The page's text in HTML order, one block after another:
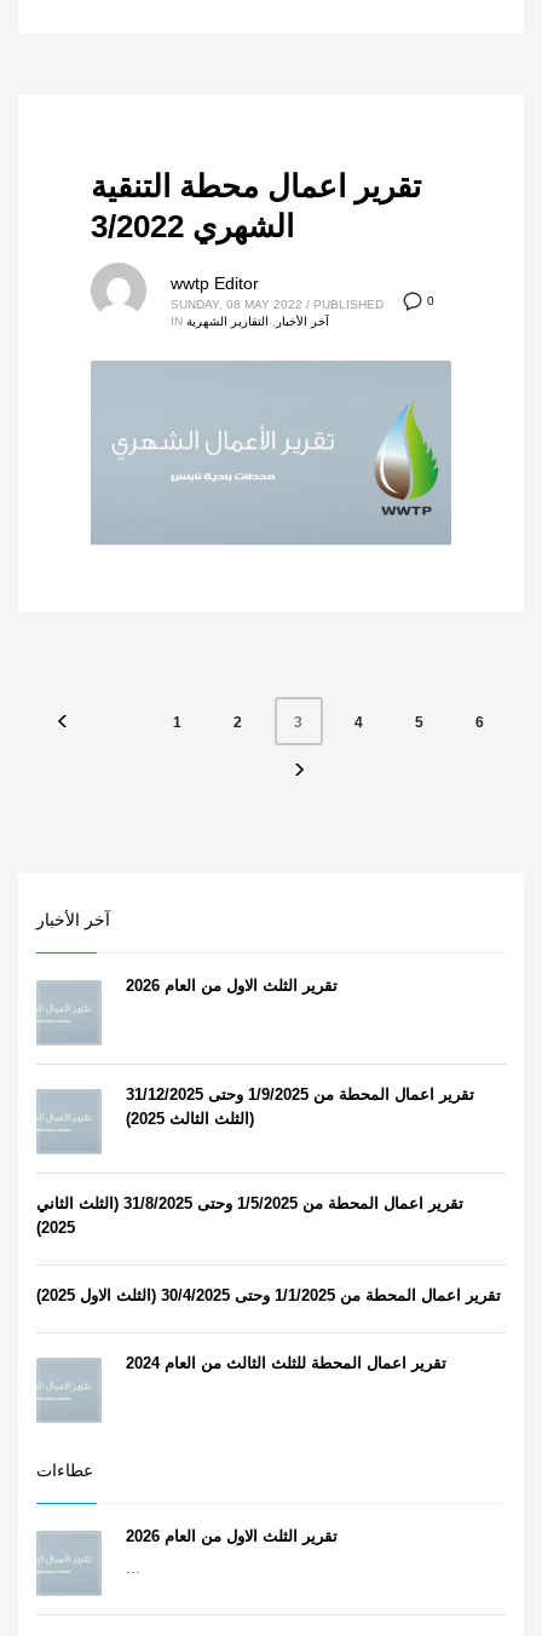
تقرير اعمال محطة التنقية
الشهري 3/2022
0
wwtp Editor
SUNDAY, 08 MAY 2022 / PUBLISHED
IN
آخر الأخبار التقارير الشهرية
1 2 3 4 5 6
آخر الأخبار
تقرير الثلث الاول من العام 2026
تقرير اعمال المحطة من 1/9/2025 وحتى 31/12/2025
(الثلث الثالث 2025)
تقرير اعمال المحطة من 1/5/2025 وحتى 31/8/2025 (الثلث الثاني
2025)
تقرير اعمال المحطة من 1/1/2025 وحتى 30/4/2025 (الثلث الاول 2025)
تقرير اعمال المحطة للثلث الثالث من العام 2024
عطاءات
تقرير الثلث الاول من العام 2026
...